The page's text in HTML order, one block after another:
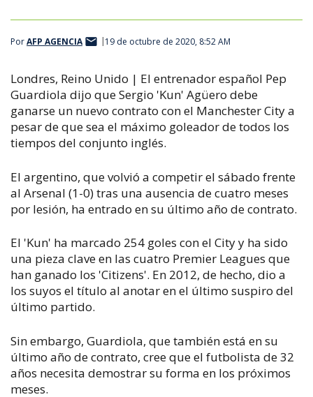
PorAFP AGENCIA 19 de octubre de 2020, 8:52 AM
Londres, Reino Unido | El entrenador español Pep
Guardiola dijo que Sergio 'Kun' Agüero debe
ganarse un nuevo contrato con el Manchester City a
pesar de que sea el máximo goleador de todos los
tiempos del conjunto inglés.
El argentino, que volvió a competir el sábado frente
al Arsenal (1-0) tras una ausencia de cuatro meses
por lesión, ha entrado en su último año de contrato.
El 'Kun' ha marcado 254 goles con el City y ha sido
una pieza clave en las cuatro Premier Leagues que
han ganado los 'Citizens'. En 2012, de hecho, dio a
los suyos el título al anotar en el último suspiro del
último partido.
Sin embargo, Guardiola, que también está en su
último año de contrato, cree que el futbolista de 32
años necesita demostrar su forma en los próximos
meses.